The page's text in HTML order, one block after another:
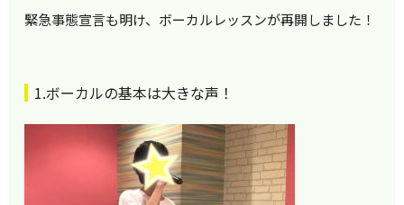
緊急事態宣言も明け、ボーカルレッスンが再開しました！
1.ボーカルの基本は大きな声！